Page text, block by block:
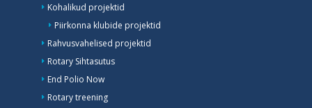
Kohalikud projektid
Piirkonna klubide projektid
Rahvusvahelised projektid
Rotary Sihtasutus
End Polio Now
Rotary treening